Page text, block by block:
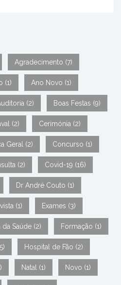
Agradecimento (7)
(1) Ano Novo (1)
(2) Boas Festas (9)
(2) Cerimónia (2)
Geral (2) Concurso (1)
(2) Covid-19 (16)
Dr André Couto (1)
(1) Exames (3)
da Saúde (2) Formação (1)
Hospital de Fão (2)
Natal (1) Novo (1)